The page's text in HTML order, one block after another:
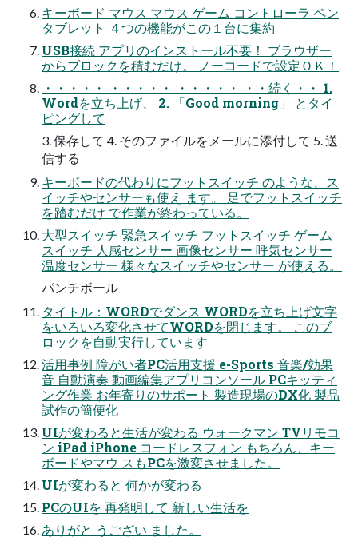
キーボード マウス マウス ゲーム コントローラ ペン
タブレット ４つの機能がこの１台に集約
USB接続 アプリのインストール不要！ ブラウザー
からブロックを積むだけ。 ノーコードで設定ＯＫ！
・・・・・ ・・・・・ ・・・・・ ・・続く・・ 1.
Wordを立ち上げ、 2. 「Good morning」 とタイ
ピングして
3. 保存して 4. そのファイルをメールに添付して 5. 送
信する
キーボードの代わりにフットスイッチ のような、ス
イッチやセンサーも使え ます。 足でフットスイッチ
を踏むだけ で作業が終わっている。
大型スイッチ 緊急スイッチ フットスイッチ ゲーム
スイッチ 人感センサー 画像センサー 呼気センサー
温度センサー 様々なスイッチやセンサー が使える。
パンチボール
タイトル：WORDでダンス WORDを立ち上げ文字
をいろいろ変化させてWORDを閉じます。 このブ
ロックを自動実行しています
活用事例 障がい者PC活用支援 e-Sports 音楽/効果
音 自動演奏 動画編集アプリコンソール PCキッティ
ング作業 お年寄りのサポート 製造現場のDX化 製品
試作の簡便化
UIが変わると生活が変わる ウォークマン TVリモコ
ン iPad iPhone コードレスフォン もちろん、キー
ボードやマウ スもPCを激変させました。
UIが変わると 何かが変わる
PCのUIを 再発明して 新しい生活を
ありがと うござい ました。